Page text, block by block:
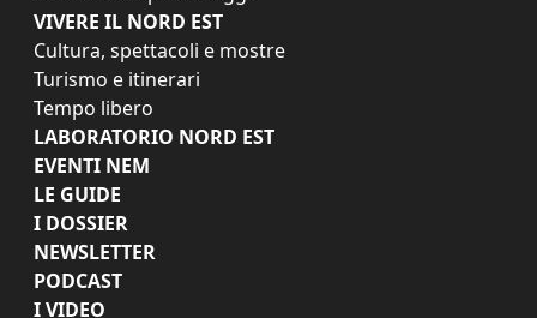
VIVERE IL NORD EST
Cultura, spettacoli e mostre
Turismo e itinerari
Tempo libero
LABORATORIO NORD EST
EVENTI NEM
LE GUIDE
I DOSSIER
NEWSLETTER
PODCAST
I VIDEO